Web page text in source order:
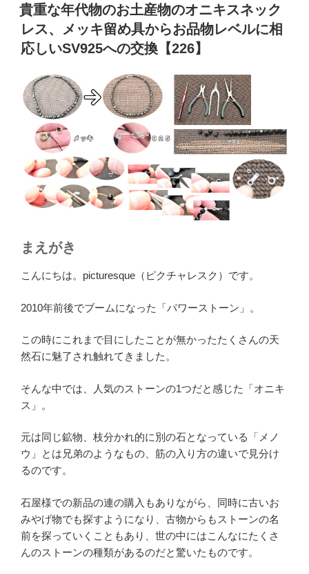
稿
日:
貴重な年代物のお土産物のオニキスネック
レス、メッキ留め具からお品物レベルに相
応しいSV925への交換【226】
まえがき
こんにちは。picturesque（ピクチャレスク）です。
2010年前後でブームになった「パワーストーン」。
この時にこれまで目にしたことが無かったたくさんの天
然石に魅了され触れてきました。
そんな中では、人気のストーンの1つだと感じた「オニキ
ス」。
元は同じ鉱物、枝分かれ的に別の石となっている「メノ
ウ」とは兄弟のようなもの、筋の入り方の違いで見分け
るのです。
石屋様での新品の連の購入もありながら、同時に古いお
みやげ物でも探すようになり、古物からもストーンの名
前を探っていくこともあり、世の中にはこんなにたくさ
んのストーンの種類があるのだと驚いたものです。